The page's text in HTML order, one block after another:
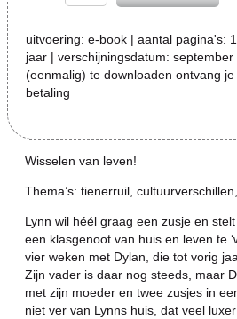
uitvoering: e-book | aantal pagina's:
jaar | verschijningsdatum: september
(eenmalig) te downloaden ontvang
betaling
Wisselen van leven!
Thema’s: tienerruil,
Lynn wil héél graag een zusje en
een klasgenoot van huis en leven te
vier weken met Dylan, die tot vorig
Zijn vader is daar nog steeds, maar
met zijn moeder en twee zusjes in
niet ver van Lynns huis, dat veel